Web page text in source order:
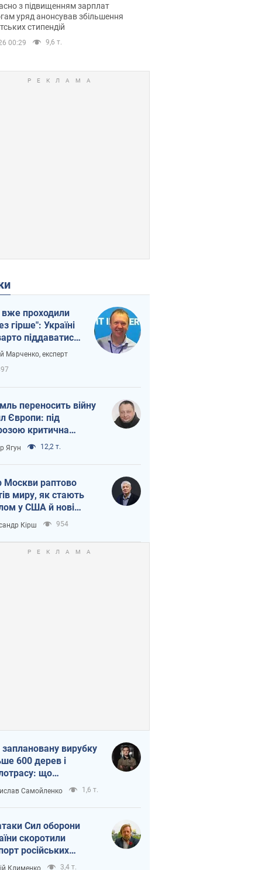
з підвищенням зарплат
уряд анонсував збільшення
стипендій
00:29 9,6 т.
проходили
гірше": Україні
піддаватися
через
Марченко, експерт
переносить війну
Європи: під
критична
Ягун 12,2 т.
Москви раптово
миру, як стають
у США й нові
топ-рейтинги
Кірш 954
вирубку
600 дерев і
що
на Теремках
Самойленко 1,6 т.
Сил оборони
скоротили
російських
Клименко 3,4 т.